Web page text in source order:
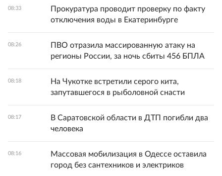
08:33
Прокуратура проводит проверку по факту
отключения воды в Екатеринбурге
08:26
ПВО отразила массированную атаку на
регионы России, за ночь сбиты 456 БПЛА
08:18
На Чукотке встретили серого кита,
запутавшегося в рыболовной снасти
08:17
В Саратовской области в ДТП погибли два
человека
08:16
Массовая мобилизация в Одессе оставила
город без сантехников и электриков